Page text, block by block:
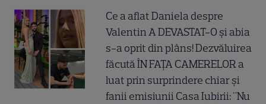
Ce a aflat Daniela despre
Valentin A DEVASTAT-O și abia
s-a oprit din plâns! Dezvăluirea
făcută ÎN FAȚA CAMERELOR a
luat prin surprindere chiar și
fanii emisiunii Casa Iubirii: "Nu